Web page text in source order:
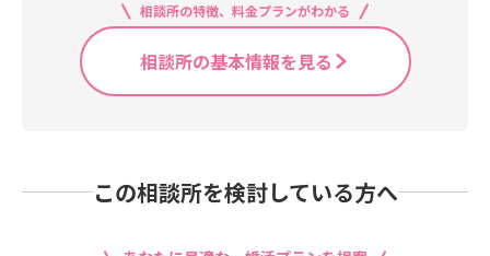
相談所の特徴、料金プランがわかる
相談所の基本情報を見る
この相談所を検討している方へ